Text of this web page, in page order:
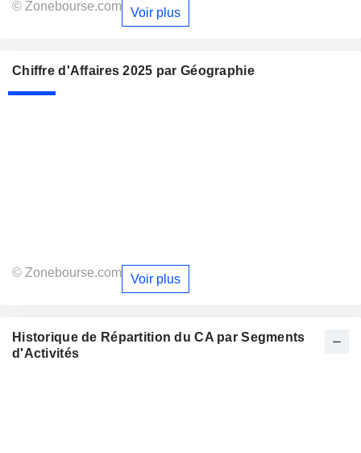
© Zonebourse.com Voir plus
Chiffre d'Affaires 2025 par Géographie
© Zonebourse.com Voir plus
Historique de Répartition du CA par Segments
d'Activités